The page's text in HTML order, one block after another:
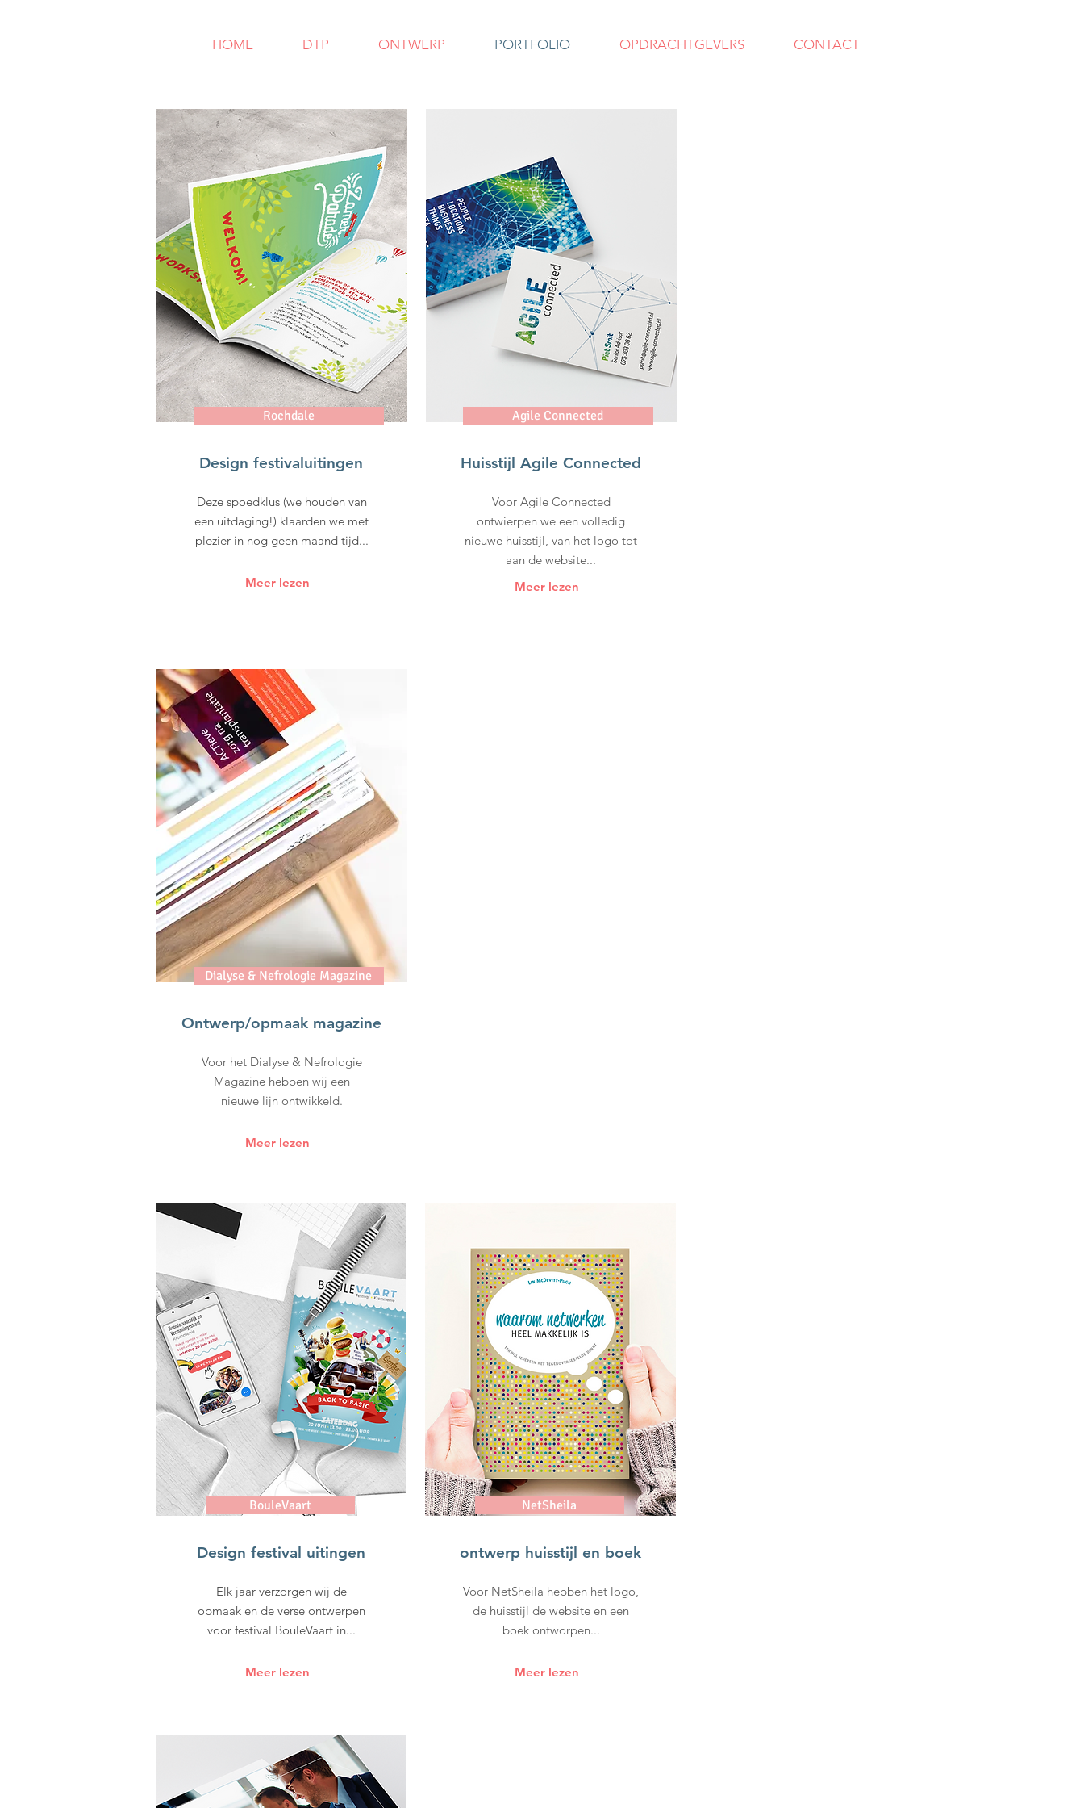
HOME DTP ONTWERP PORTFOLIO OPDRACHTGEVERS CONTACT
Rochdale
Design festivaluitingen
Deze spoedklus (we houden van
een uitdaging!) klaarden we met
plezier in nog geen maand tijd...
Meer lezen
Agile Connected
Huisstijl Agile Connected
Voor Agile Connected
ontwierpen we een volledig
nieuwe huisstijl, van het logo tot
aan de website...
Meer lezen
Dialyse & Nefrologie Magazine
Ontwerp/opmaak magazine
Voor het Dialyse & Nefrologie
Magazine hebben wij een
nieuwe lijn ontwikkeld.
Meer lezen
BouleVaart
Design festival uitingen
Elk jaar verzorgen wij de
opmaak en de verse ontwerpen
voor festival BouleVaart in...
Meer lezen
NetSheila
ontwerp huisstijl en boek
Voor NetSheila hebben het logo,
de huisstijl de website en een
boek ontworpen...
Meer lezen